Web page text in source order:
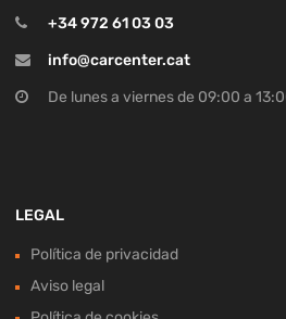
+34 972 61 03 03
info@carcenter.cat
De lunes a viernes de 09:00 a
LEGAL
Política de privacidad
Aviso legal